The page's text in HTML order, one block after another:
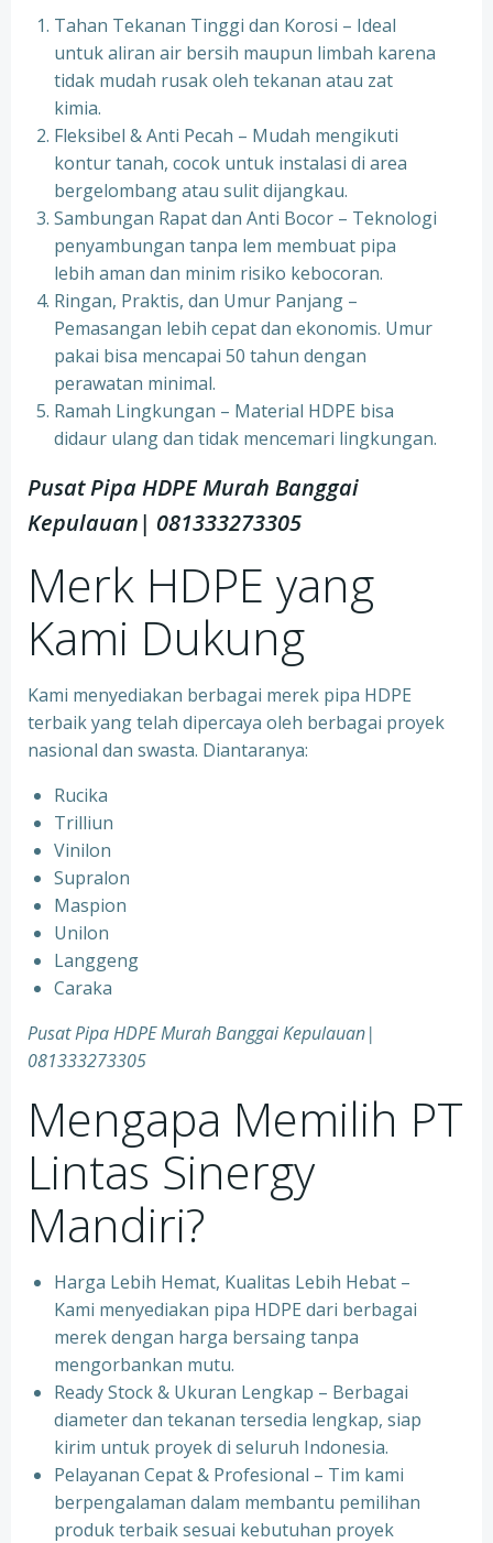
Tahan Tekanan Tinggi dan Korosi – Ideal
untuk aliran air bersih maupun limbah karena
tidak mudah rusak oleh tekanan atau zat
kimia.
Fleksibel & Anti Pecah – Mudah mengikuti
kontur tanah, cocok untuk instalasi di area
bergelombang atau sulit dijangkau.
Sambungan Rapat dan Anti Bocor – Teknologi
penyambungan tanpa lem membuat pipa
lebih aman dan minim risiko kebocoran.
Ringan, Praktis, dan Umur Panjang –
Pemasangan lebih cepat dan ekonomis. Umur
pakai bisa mencapai 50 tahun dengan
perawatan minimal.
Ramah Lingkungan – Material HDPE bisa
didaur ulang dan tidak mencemari lingkungan.
Pusat Pipa HDPE Murah Banggai
Kepulauan| 081333273305
Merk HDPE yang
Kami Dukung
Kami menyediakan berbagai merek pipa HDPE
terbaik yang telah dipercaya oleh berbagai proyek
nasional dan swasta. Diantaranya:
Rucika
Trilliun
Vinilon
Supralon
Maspion
Unilon
Langgeng
Caraka
Pusat Pipa HDPE Murah Banggai Kepulauan|
081333273305
Mengapa Memilih PT
Lintas Sinergy
Mandiri?
Harga Lebih Hemat, Kualitas Lebih Hebat –
Kami menyediakan pipa HDPE dari berbagai
merek dengan harga bersaing tanpa
mengorbankan mutu.
Ready Stock & Ukuran Lengkap – Berbagai
diameter dan tekanan tersedia lengkap, siap
kirim untuk proyek di seluruh Indonesia.
Pelayanan Cepat & Profesional – Tim kami
berpengalaman dalam membantu pemilihan
produk terbaik sesuai kebutuhan proyek